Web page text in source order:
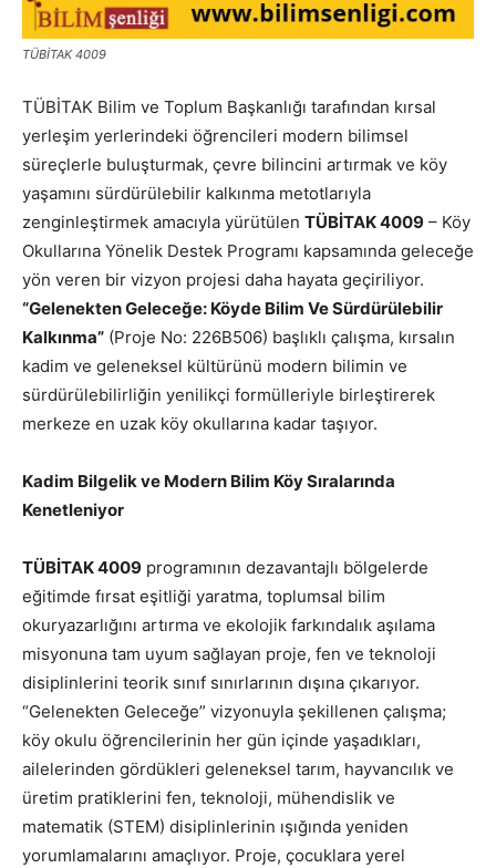
TÜBİTAK 4009
TÜBİTAK Bilim ve Toplum Başkanlığı tarafından kırsal
yerleşim yerlerindeki öğrencileri modern bilimsel
süreçlerle buluşturmak, çevre bilincini artırmak ve köy
yaşamını sürdürülebilir kalkınma metotlarıyla
zenginleştirmek amacıyla yürütülen TÜBİTAK 4009 – Köy
Okullarına Yönelik Destek Programı kapsamında geleceğe
yön veren bir vizyon projesi daha hayata geçiriliyor.
“Gelenekten Geleceğe: Köyde Bilim Ve Sürdürülebilir
Kalkınma” (Proje No: 226B506) başlıklı çalışma, kırsalın
kadim ve geleneksel kültürünü modern bilimin ve
sürdürülebilirliğin yenilikçi formülleriyle birleştirerek
merkeze en uzak köy okullarına kadar taşıyor.
Kadim Bilgelik ve Modern Bilim Köy Sıralarında
Kenetleniyor
TÜBİTAK 4009 programının dezavantajlı bölgelerde
eğitimde fırsat eşitliği yaratma, toplumsal bilim
okuryazarlığını artırma ve ekolojik farkındalık aşılama
misyonuna tam uyum sağlayan proje, fen ve teknoloji
disiplinlerini teorik sınıf sınırlarının dışına çıkarıyor.
“Gelenekten Geleceğe” vizyonuyla şekillenen çalışma;
köy okulu öğrencilerinin her gün içinde yaşadıkları,
ailelerinden gördükleri geleneksel tarım, hayvancılık ve
üretim pratiklerini fen, teknoloji, mühendislik ve
matematik (STEM) disiplinlerinin ışığında yeniden
yorumlamalarını amaçlıyor. Proje, çocuklara yerel